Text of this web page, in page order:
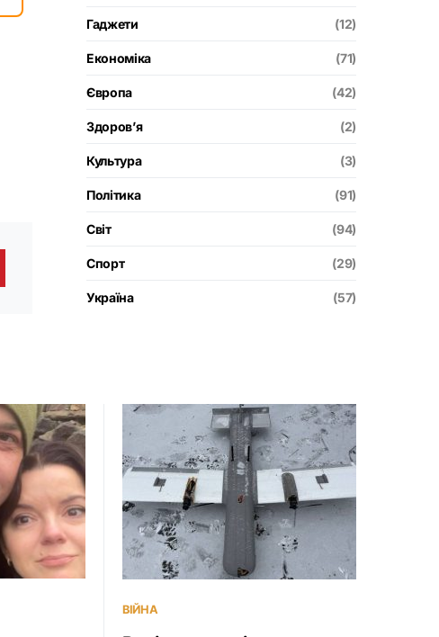
Гаджети (12)
Економіка (71)
Європа (42)
Здоров’я (2)
Культура (3)
Політика (91)
Світ (94)
Спорт (29)
Україна (57)
ВІЙНА